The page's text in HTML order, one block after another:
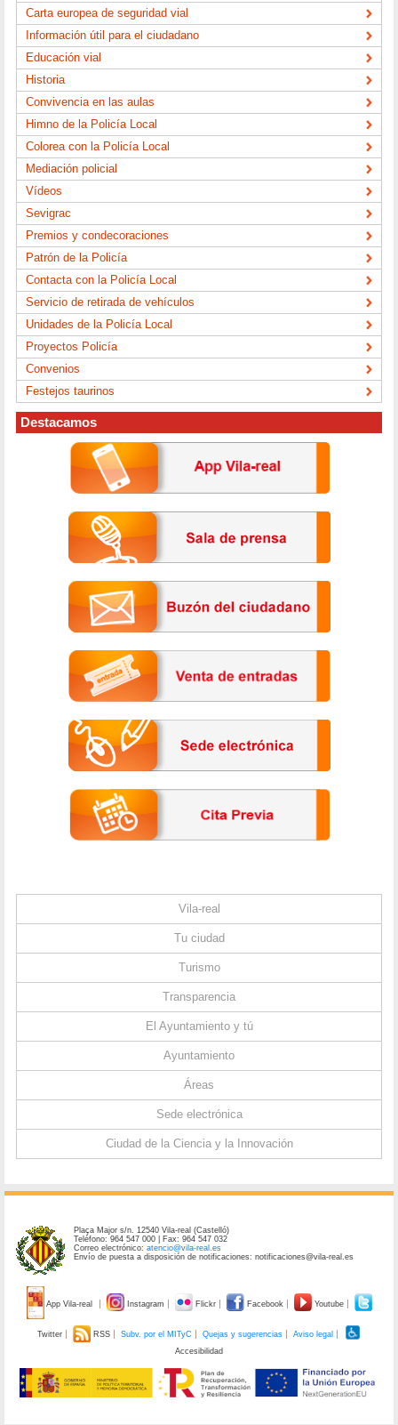
Carta europea de seguridad vial
Información útil para el ciudadano
Educación vial
Historia
Convivencia en las aulas
Himno de la Policía Local
Colorea con la Policía Local
Mediación policial
Vídeos
Sevigrac
Premios y condecoraciones
Patrón de la Policía
Contacta con la Policía Local
Servicio de retirada de vehículos
Unidades de la Policía Local
Proyectos Policía
Convenios
Festejos taurinos
Destacamos
Vila-real
Tu ciudad
Turismo
Transparencia
El Ayuntamiento y tú
Ayuntamiento
Áreas
Sede electrónica
Ciudad de la Ciencia y la Innovación
Plaça Major s/n. 12540 Vila-real (Castelló)
Teléfono: 964 547 000 | Fax: 964 547 032
Correo electrónico:atencio@vila-real.es
Envío de puesta a disposición de notificaciones: notificaciones@vila-real.es
App Vila-real Instagram Flickr Facebook Youtube
Twitter RSS Subv. por el MITyC Quejas y sugerencias
Aviso legal
Accesibilidad